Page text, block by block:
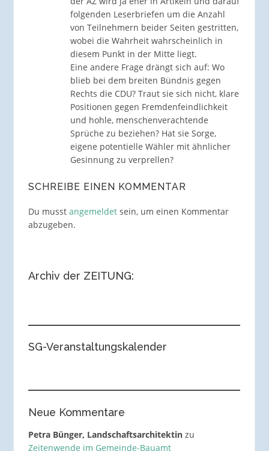
folgenden Leserbriefen um die Anzahl
von Teilnehmern beider Seiten gestritten,
wobei die Wahrheit wahrscheinlich in
diesem Punkt in der Mitte liegt.
Eine andere Frage drängt sich auf: Wo
blieb bei dem breiten Bündnis gegen
Rechts die CDU? Traut sie sich nicht, klare
Positionen gegen Fremdenfeindlichkeit
und hohle, menschenverachtende
Sprüche zu beziehen? Hat sie Sorge,
eigene potentielle Wähler mit ähnlicher
Gesinnung zu verprellen?
SCHREIBE EINEN KOMMENTAR
Du musst angemeldetsein, um einen Kommentar
abzugeben.
Archiv der ZEITUNG:
SG-Veranstaltungskalender
Neue Kommentare
Petra Bünger, Landschaftsarchitektinzu
Zeitenwende im Gemeinde-Bauamt